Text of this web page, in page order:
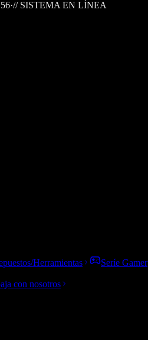
·// SISTEMA EN LÍNEA
Herramientas
Seríe Gamer
con nosotros